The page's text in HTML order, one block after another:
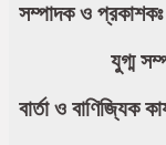
সম্পাদক ও প্রকাশকঃ
যুগ্ম
বার্তা ও বাণিজ্যিক